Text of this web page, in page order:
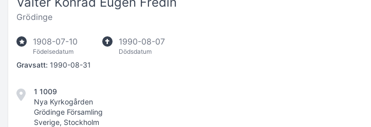
Grödinge
1908-07-10
Födelsedatum
1990-08-07
Dödsdatum
Gravsatt: 1990-08-31
1 1009
Nya Kyrkogården
Grödinge Församling
Sverige, Stockholm